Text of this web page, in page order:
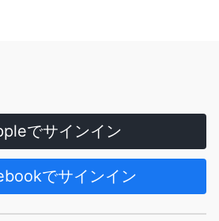
でサインイン
でサインイン